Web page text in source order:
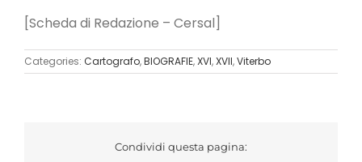
[Scheda di Redazione – Cersal]
Categories: Cartografo,BIOGRAFIE,XVI,XVII,Viterbo
Condividi questa pagina: